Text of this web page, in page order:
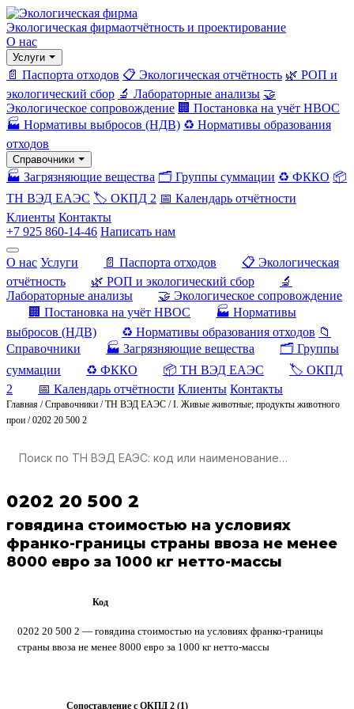
Экологическая фирмаотчётность и проектирование
О нас
Услуги
📄 Паспорта отходов 📋 Экологическая отчётность 🌿 РОП и
экологический сбор 🔬 Лабораторные анализы 🤝
Экологическое сопровождение 🏢 Постановка на учёт НВОС
🏭 Нормативы выбросов (НДВ) ♻️ Нормативы образования
отходов
Справочники
🏭 Загрязняющие вещества 🗂️ Группы суммации ♻️ ФККО 📦
ТН ВЭД ЕАЭС 🏷️ ОКПД 2 📅 Календарь отчётности
Клиенты Контакты
+7 925 860-14-46 Написать нам
О нас Услуги 📄 Паспорта отходов
📋 Экологическая
отчётность
🌿 РОП и экологический сбор
🔬
Лабораторные анализы
🤝 Экологическое сопровождение
🏢 Постановка на учёт НВОС
🏭 Нормативы
выбросов (НДВ)
♻️ Нормативы образования отходов 📁
Справочники
🏭 Загрязняющие вещества
🗂️ Группы
суммации
♻️ ФККО 📦 ТН ВЭД ЕАЭС
🏷️ ОКПД
2
📅 Календарь отчётности Клиенты Контакты
Главная /Справочники /ТН ВЭД ЕАЭС /I. Живые животные; продукты животного
прои /0202 20 500 2
0202 20 500 2
говядина стоимостью на условиях
франко-границы страны ввоза не менее
8000 евро за 1000 кг нетто-массы
Код
0202 20 500 2 — говядина стоимостью на условиях франко-границы
страны ввоза не менее 8000 евро за 1000 кг нетто-массы
Сопоставление с ОКПД 2 (1)